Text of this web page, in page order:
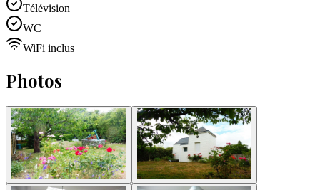
Télévision
WC
WiFi inclus
Photos